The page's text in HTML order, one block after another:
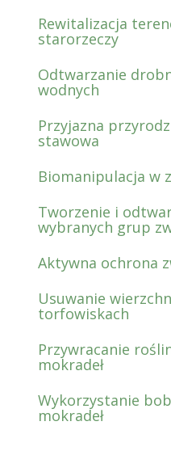
Rewitalizacja
starorzeczy
Odtwarzanie
wodnych
Przyjazna
stawowa
Biomanipulacja w
Tworzenie i
wybranych grup
Aktywna ochrona
Usuwanie
torfowiskach
Przywracanie
mokradeł
Wykorzystanie
mokradeł